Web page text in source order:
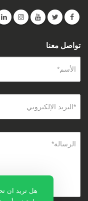
تواصل معنا
هل تريد ان